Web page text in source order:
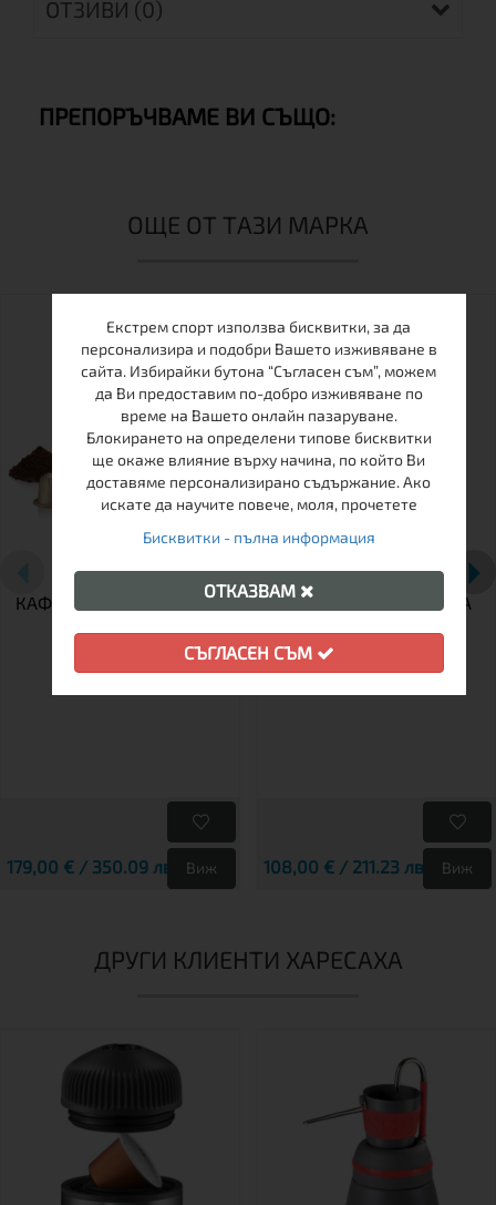
ОТЗИВИ (0)
ПРЕПОРЪЧВАМЕ ВИ СЪЩО:
ОЩЕ ОТ ТАЗИ МАРКА
ПРЕНОСИМА
КАФЕМАШИНА WACACO-
179,00 € / 350.09 лв. Виж
КАФЕ МАШИНА
ESPRESSO NANOPRESSO
GREY + NS АДАПТОР ЗА
КАПСУЛИ NESPRESSO
108,00 € / 211.23 лв. Виж
ДРУГИ КЛИЕНТИ ХАРЕСАХА
Екстрем спорт използва бисквитки, за да
персонализира и подобри Вашето изживяване в
сайта. Избирайки бутона “Съгласен съм”, можем
да Ви предоставим по-добро изживяване по
време на Вашето онлайн пазаруване.
Блокирането на определени типове бисквитки
ще окаже влияние върху начина, по който Ви
доставяме персонализирано съдържание. Ако
искате да научите повече, моля, прочетете
Бисквитки - пълна информация
ОТКАЗВАМ
СЪГЛАСЕН СЪМ